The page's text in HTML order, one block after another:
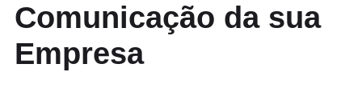
Comunicação da sua
Empresa